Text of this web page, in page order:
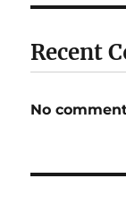
Recent
No